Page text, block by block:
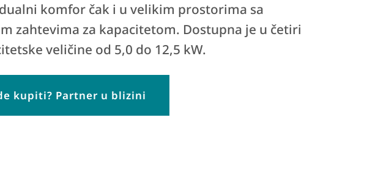
komfor čak i u velikim prostorima sa
zahtevima za kapacitetom. Dostupna je u četiri
veličine od 5,0 do 12,5 kW.
kupiti? Partner u blizini